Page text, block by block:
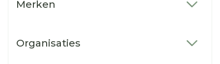
Merken
Organisaties